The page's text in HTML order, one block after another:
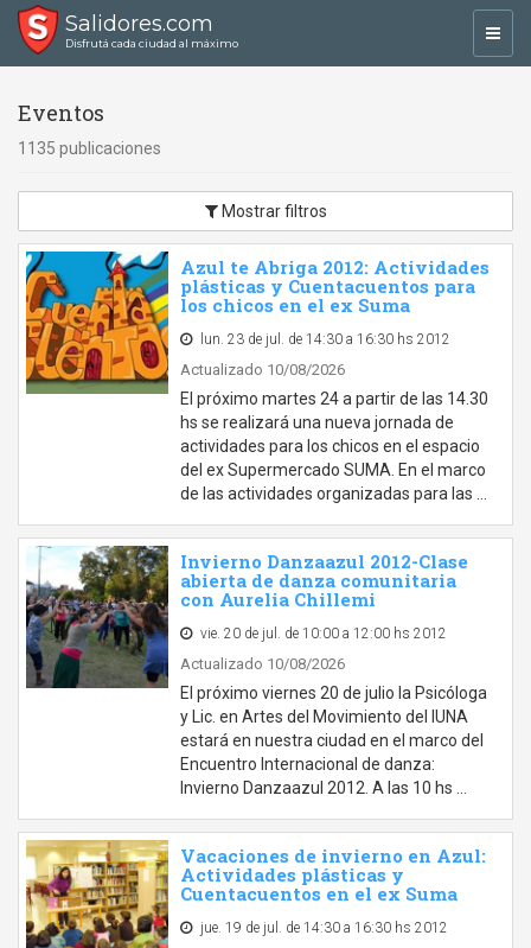
Salidores.com
Disfrutá cada ciudad al máximo
Eventos
1135 publicaciones
Mostrar filtros
Azul te Abriga 2012: Actividades
plásticas y Cuentacuentos para
los chicos en el ex Suma
lun. 23 de jul. de 14:30 a 16:30 hs 2012
Actualizado 10/08/2026
El próximo martes 24 a partir de las 14.30
hs se realizará una nueva jornada de
actividades para los chicos en el espacio
del ex Supermercado SUMA. En el marco
de las actividades organizadas para las …
Invierno Danzaazul 2012-Clase
abierta de danza comunitaria
con Aurelia Chillemi
vie. 20 de jul. de 10:00 a 12:00 hs 2012
Actualizado 10/08/2026
El próximo viernes 20 de julio la Psicóloga
y Lic. en Artes del Movimiento del IUNA
estará en nuestra ciudad en el marco del
Encuentro Internacional de danza:
Invierno Danzaazul 2012. A las 10 hs …
Vacaciones de invierno en Azul:
Actividades plásticas y
Cuentacuentos en el ex Suma
jue. 19 de jul. de 14:30 a 16:30 hs 2012